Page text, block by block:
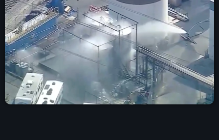
play_arrow LA CAMPESINA 104.5 FM
play_arrow LA CAMPESINA GEORGIA
INICIO